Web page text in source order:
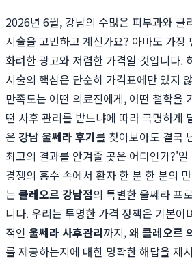
2026년 6월, 강남의 수많은 피부과와 클
시술을 고민하고 계신가요? 아마도 가장
화려한 광고와 저렴한 가격일 것입니다.
시술의 핵심은 단순히 가격표에만 있지
만족도는 어떤 의료진에게, 어떤 철학을
떤 사후 관리를 받느냐에 따라 극명하게
은 강남 울쎄라 후기를 찾아보아도 결국
최고의 결과를 안겨줄 곳은 어디인가?'
경쟁의 홍수 속에서 환자 한 분 한 분의
는 클레오르 강남점의 특별한 울쎄라 프
니다. 우리는 투명한 가격 정책은 기본이
적인 울쎄라 사후관리까지, 왜 클레오르
를 제공하는지에 대한 명확한 해답을 제